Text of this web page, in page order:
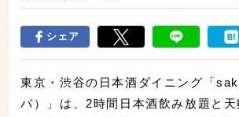
シェア
東京・渋谷の日本酒ダイニング「
バ）」は、2時間日本酒飲み放題と